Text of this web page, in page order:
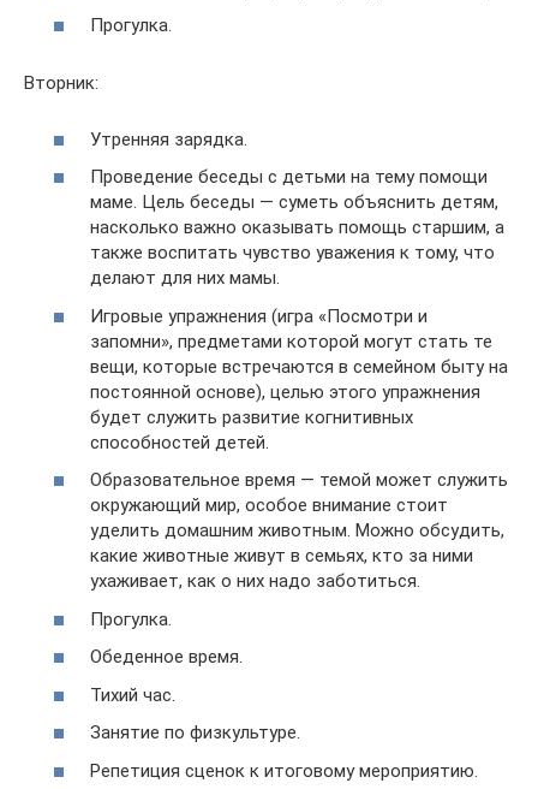
Прогулка.
Вторник:
Утренняя зарядка.
Проведение беседы с детьми на тему помощи
маме. Цель беседы — суметь объяснить детям,
насколько важно оказывать помощь старшим, а
также воспитать чувство уважения к тому, что
делают для них мамы.
Игровые упражнения (игра «Посмотри и
запомни», предметами которой могут стать те
вещи, которые встречаются в семейном быту на
постоянной основе), целью этого упражнения
будет служить развитие когнитивных
способностей детей.
Образовательное время — темой может служить
окружающий мир, особое внимание стоит
уделить домашним животным. Можно обсудить,
какие животные живут в семьях, кто за ними
ухаживает, как о них надо заботиться.
Прогулка.
Обеденное время.
Тихий час.
Занятие по физкультуре.
Репетиция сценок к итоговому мероприятию.